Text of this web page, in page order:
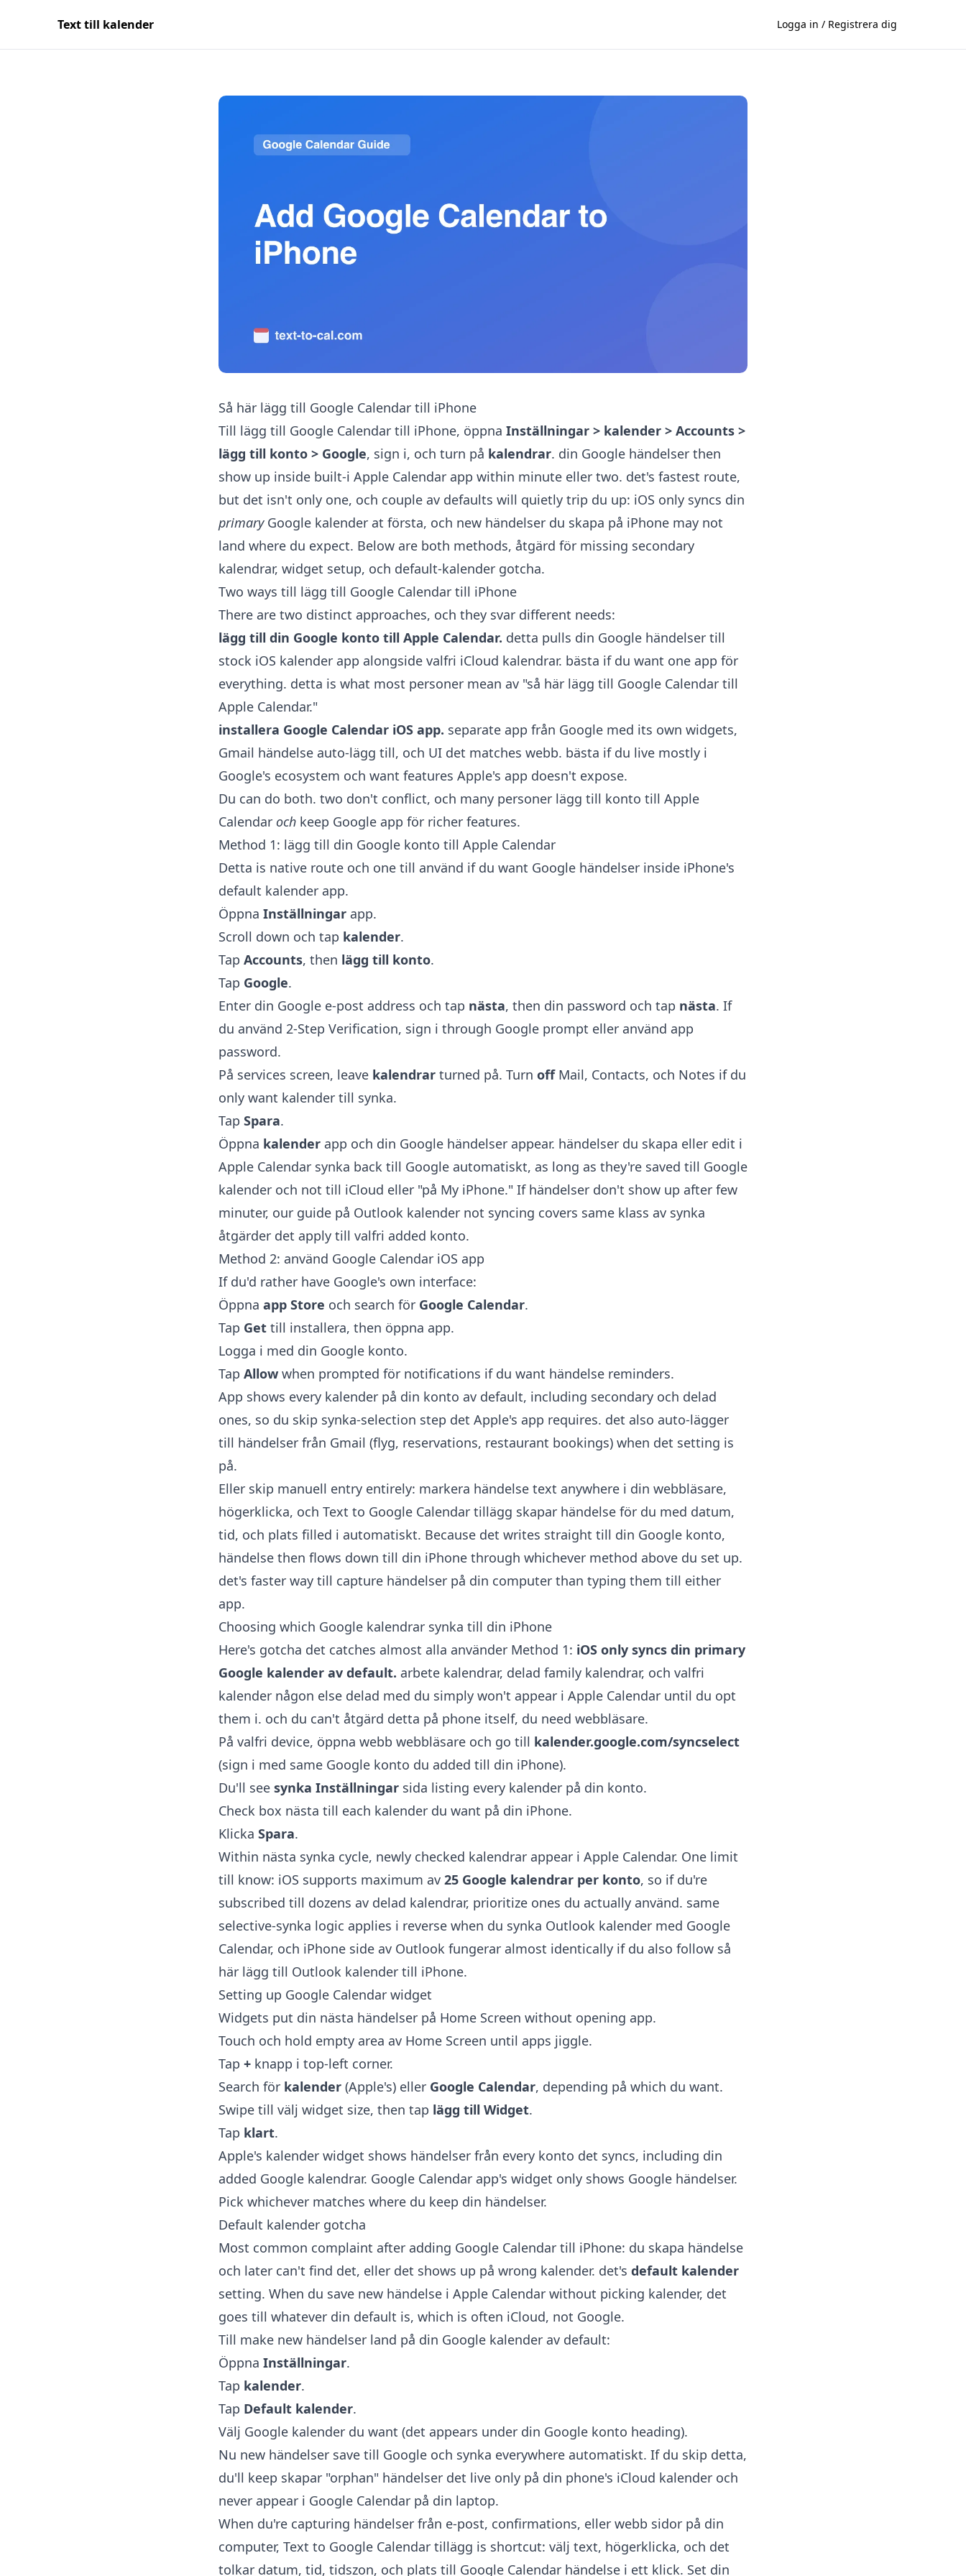
Text till kalender Logga in / Registrera dig
Så här lägg till Google Calendar till iPhone
Till lägg till Google Calendar till iPhone, öppna Inställningar > kalender > Accounts >
lägg till konto > Google, sign i, och turn på kalendrar. din Google händelser then
show up inside built-i Apple Calendar app within minute eller two. det's fastest route,
but det isn't only one, och couple av defaults will quietly trip du up: iOS only syncs din
primaryGoogle kalender at första, och new händelser du skapa på iPhone may not
land where du expect. Below are both methods, åtgärd för missing secondary
kalendrar, widget setup, och default-kalender gotcha.
Two ways till lägg till Google Calendar till iPhone
There are two distinct approaches, och they svar different needs:
lägg till din Google konto till Apple Calendar. detta pulls din Google händelser till
stock iOS kalender app alongside valfri iCloud kalendrar. bästa if du want one app för
everything. detta is what most personer mean av "så här lägg till Google Calendar till
Apple Calendar."
installera Google Calendar iOS app. separate app från Google med its own widgets,
Gmail händelse auto-lägg till, och UI det matches webb. bästa if du live mostly i
Google's ecosystem och want features Apple's app doesn't expose.
Du can do both. two don't conflict, och many personer lägg till konto till Apple
Calendar och keep Google app för richer features.
Method 1: lägg till din Google konto till Apple Calendar
Detta is native route och one till använd if du want Google händelser inside iPhone's
default kalender app.
Öppna Inställningar app.
Scroll down och tap kalender.
Tap Accounts, then lägg till konto.
Tap Google.
Enter din Google e-post address och tap nästa, then din password och tap nästa. If
du använd 2-Step Verification, sign i through Google prompt eller använd app
password.
På services screen, leave kalendrar turned på. Turn offMail, Contacts, och Notes if du
only want kalender till synka.
Tap Spara.
Öppna kalender app och din Google händelser appear. händelser du skapa eller edit i
Apple Calendar synka back till Google automatiskt, as long as they're saved till Google
kalender och not till iCloud eller "på My iPhone." If händelser don't show up after few
minuter, our guide på Outlook kalender not syncing covers same klass av synka
åtgärder det apply till valfri added konto.
Method 2: använd Google Calendar iOS app
If du'd rather have Google's own interface:
Öppna app Store och search för Google Calendar.
Tap Get till installera, then öppna app.
Logga i med din Google konto.
Tap Allow when prompted för notifications if du want händelse reminders.
App shows every kalender på din konto av default, including secondary och delad
ones, so du skip synka-selection step det Apple's app requires. det also auto-lägger
till händelser från Gmail (flyg, reservations, restaurant bookings) when det setting is
på.
Eller skip manuell entry entirely: markera händelse text anywhere i din webbläsare,
högerklicka, och Text to Google Calendar tillägg skapar händelse för du med datum,
tid, och plats filled i automatiskt. Because det writes straight till din Google konto,
händelse then flows down till din iPhone through whichever method above du set up.
det's faster way till capture händelser på din computer than typing them till either
app.
Choosing which Google kalendrar synka till din iPhone
Here's gotcha det catches almost alla använder Method 1: iOS only syncs din primary
Google kalender av default. arbete kalendrar, delad family kalendrar, och valfri
kalender någon else delad med du simply won't appear i Apple Calendar until du opt
them i. och du can't åtgärd detta på phone itself, du need webbläsare.
På valfri device, öppna webb webbläsare och go till kalender.google.com/syncselect
(sign i med same Google konto du added till din iPhone).
Du'll see synka Inställningar sida listing every kalender på din konto.
Check box nästa till each kalender du want på din iPhone.
Klicka Spara.
Within nästa synka cycle, newly checked kalendrar appear i Apple Calendar. One limit
till know: iOS supports maximum av 25 Google kalendrar per konto, so if du're
subscribed till dozens av delad kalendrar, prioritize ones du actually använd. same
selective-synka logic applies i reverse when du synka Outlook kalender med Google
Calendar, och iPhone side av Outlook fungerar almost identically if du also follow så
här lägg till Outlook kalender till iPhone.
Setting up Google Calendar widget
Widgets put din nästa händelser på Home Screen without opening app.
Touch och hold empty area av Home Screen until apps jiggle.
Tap + knapp i top-left corner.
Search för kalender (Apple's) eller Google Calendar, depending på which du want.
Swipe till välj widget size, then tap lägg till Widget.
Tap klart.
Apple's kalender widget shows händelser från every konto det syncs, including din
added Google kalendrar. Google Calendar app's widget only shows Google händelser.
Pick whichever matches where du keep din händelser.
Default kalender gotcha
Most common complaint after adding Google Calendar till iPhone: du skapa händelse
och later can't find det, eller det shows up på wrong kalender. det's default kalender
setting. When du save new händelse i Apple Calendar without picking kalender, det
goes till whatever din default is, which is often iCloud, not Google.
Till make new händelser land på din Google kalender av default:
Öppna Inställningar.
Tap kalender.
Tap Default kalender.
Välj Google kalender du want (det appears under din Google konto heading).
Nu new händelser save till Google och synka everywhere automatiskt. If du skip detta,
du'll keep skapar "orphan" händelser det live only på din phone's iCloud kalender och
never appear i Google Calendar på din laptop.
When du're capturing händelser från e-post, confirmations, eller webb sidor på din
computer, Text to Google Calendar tillägg is shortcut: välj text, högerklicka, och det
tolkar datum, tid, tidszon, och plats till Google Calendar händelse i ett klick. Set din